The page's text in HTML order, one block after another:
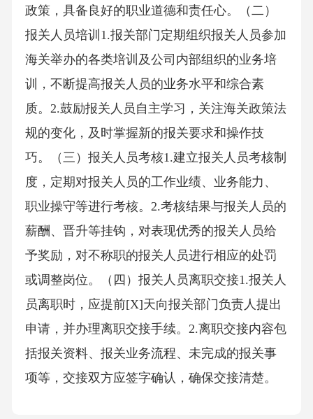
政策，具备良好的职业道德和责任心。（二）
报关人员培训1.报关部门定期组织报关人员参加
海关举办的各类培训及公司内部组织的业务培
训，不断提高报关人员的业务水平和综合素
质。2.鼓励报关人员自主学习，关注海关政策法
规的变化，及时掌握新的报关要求和操作技
巧。（三）报关人员考核1.建立报关人员考核制
度，定期对报关人员的工作业绩、业务能力、
职业操守等进行考核。2.考核结果与报关人员的
薪酬、晋升等挂钩，对表现优秀的报关人员给
予奖励，对不称职的报关人员进行相应的处罚
或调整岗位。（四）报关人员离职交接1.报关人
员离职时，应提前[X]天向报关部门负责人提出
申请，并办理离职交接手续。2.离职交接内容包
括报关资料、报关业务流程、未完成的报关事
项等，交接双方应签字确认，确保交接清楚。